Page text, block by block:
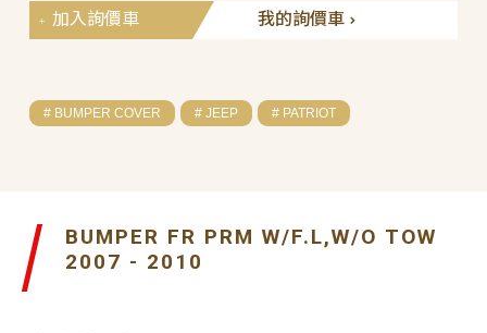
我的詢價車
加入詢價車
# BUMPER COVER # JEEP # PATRIOT
BUMPER FR PRM W/F.L,W/O TOW
2007 - 2010